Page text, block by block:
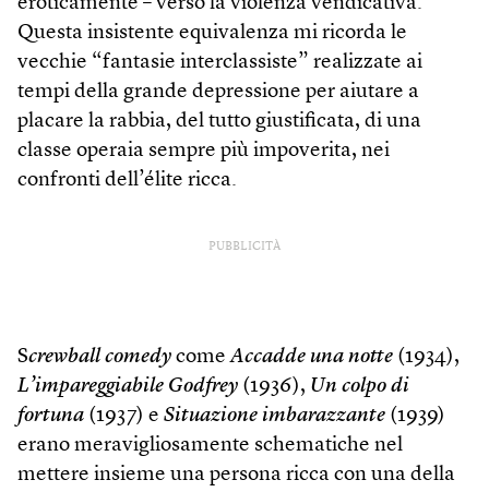
Questa insistente equivalenza mi ricorda le
vecchie “fantasie interclassiste” realizzate ai
tempi della grande depressione per aiutare a
placare la rabbia, del tutto giustificata, di una
classe operaia sempre più impoverita, nei
confronti dell’élite ricca.
PUBBLICITÀ
Screwball comedy comeAccadde una notte (1934),
L’impareggiabile Godfrey (1936), Un colpo di
fortuna (1937) e Situazione imbarazzante (1939)
erano meravigliosamente schematiche nel
mettere insieme una persona ricca con una della